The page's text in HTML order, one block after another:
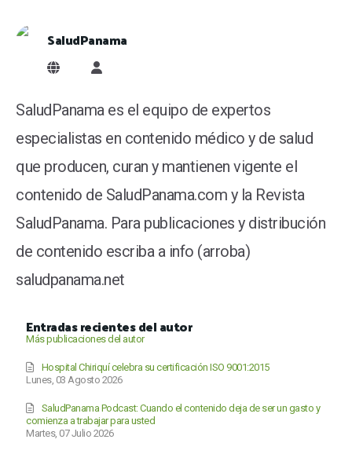
SaludPanama
SaludPanama
SaludPanama es el equipo de expertos
especialistas en contenido médico y de salud
que producen, curan y mantienen vigente el
contenido de SaludPanama.com y la Revista
SaludPanama. Para publicaciones y distribución
de contenido escriba a info (arroba)
saludpanama.net
Entradas recientes del autor
Más publicaciones del autor
Lunes, 03 Agosto 2026
Hospital Chiriquí celebra su certificación ISO 9001:2015
Martes, 07 Julio 2026
SaludPanama Podcast: Cuando el contenido deja de ser un gasto y
comienza a trabajar para usted